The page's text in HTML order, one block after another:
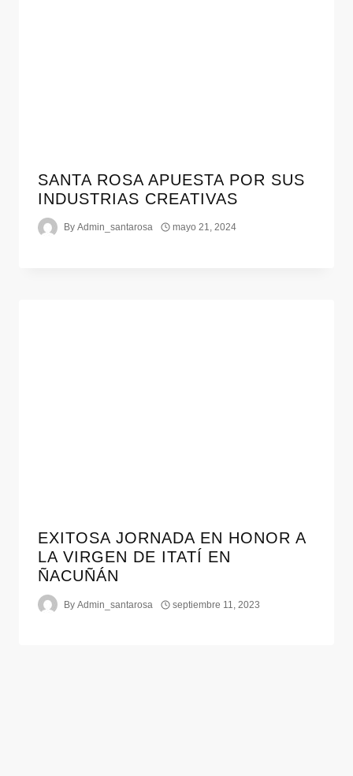
SANTA ROSA APUESTA POR SUS
INDUSTRIAS CREATIVAS
By Admin_santarosa mayo 21, 2024
EXITOSA JORNADA EN HONOR A
LA VIRGEN DE ITATÍ EN
ÑACUÑÁN
By Admin_santarosa septiembre 11, 2023